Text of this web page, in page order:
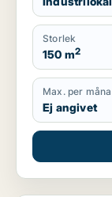
Storlek
150 m2
Max. per
Ej angivet